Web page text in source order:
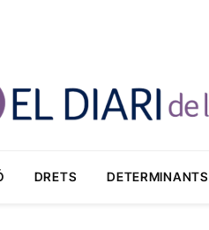
DRETS DETERMINANTS